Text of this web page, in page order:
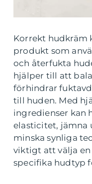
Korrekt hudkräm
produkt som
och återfukta
hjälper till att
förhindrar
till huden. Med
ingredienser kan
elasticitet, jämna
minska synliga
viktigt att välja en
specifika hudtyp